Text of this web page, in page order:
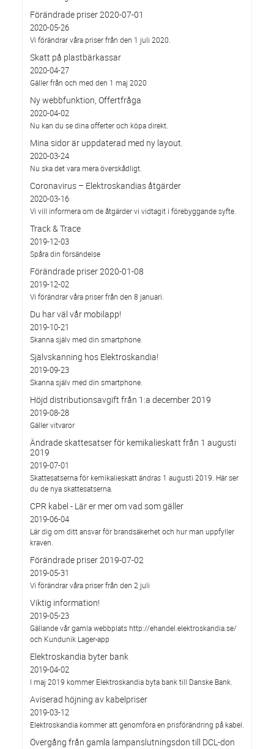
Förändrade priser 2020-07-01
2020-05-26
Vi förändrar våra priser från den 1 juli 2020.
Skatt på plastbärkassar
2020-04-27
Gäller från och med den 1 maj 2020
Ny webbfunktion, Offertfråga
2020-04-02
Nu kan du se dina offerter och köpa direkt.
Mina sidor är uppdaterad med ny layout.
2020-03-24
Nu ska det vara mera överskådligt.
Coronavirus – Elektroskandias åtgärder
2020-03-16
Vi vill informera om de åtgärder vi vidtagit i förebyggande syfte.
Track & Trace
2019-12-03
Spåra din försändelse
Förändrade priser 2020-01-08
2019-12-02
Vi förändrar våra priser från den 8 januari.
Du har väl vår mobilapp!
2019-10-21
Skanna själv med din smartphone.
Självskanning hos Elektroskandia!
2019-09-23
Skanna själv med din smartphone.
Höjd distributionsavgift från 1:a december 2019
2019-08-28
Gäller vitvaror
Ändrade skattesatser för kemikalieskatt från 1 augusti
2019
2019-07-01
Skattesatserna för kemikalieskatt ändras 1 augusti 2019. Här ser
du de nya skattesatserna.
CPR kabel - Lär er mer om vad som gäller
2019-06-04
Lär dig om ditt ansvar för brandsäkerhet och hur man uppfyller
kraven.
Förändrade priser 2019-07-02
2019-05-31
Vi förändrar våra priser från den 2 juli
Viktig information!
2019-05-23
Gällande vår gamla webbplats http://ehandel.elektroskandia.se/
och Kundunik Lager-app
Elektroskandia byter bank
2019-04-02
I maj 2019 kommer Elektroskandia byta bank till Danske Bank.
Aviserad höjning av kabelpriser
2019-03-12
Elektroskandia kommer att genomföra en prisförändring på kabel.
Övergång från gamla lampanslutningsdon till DCL-don